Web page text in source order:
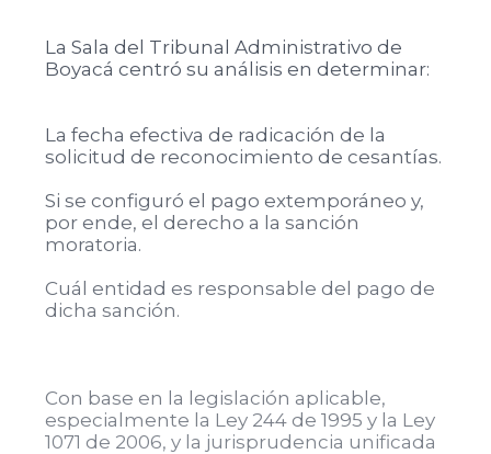
La Sala del Tribunal Administrativo de
Boyacá centró su análisis en determinar:
La fecha efectiva de radicación de la
solicitud de reconocimiento de cesantías.
Si se configuró el pago extemporáneo y,
por ende, el derecho a la sanción
moratoria.
Cuál entidad es responsable del pago de
dicha sanción.
Con base en la legislación aplicable,
especialmente la Ley 244 de 1995 y la Ley
1071 de 2006, y la jurisprudencia unificada